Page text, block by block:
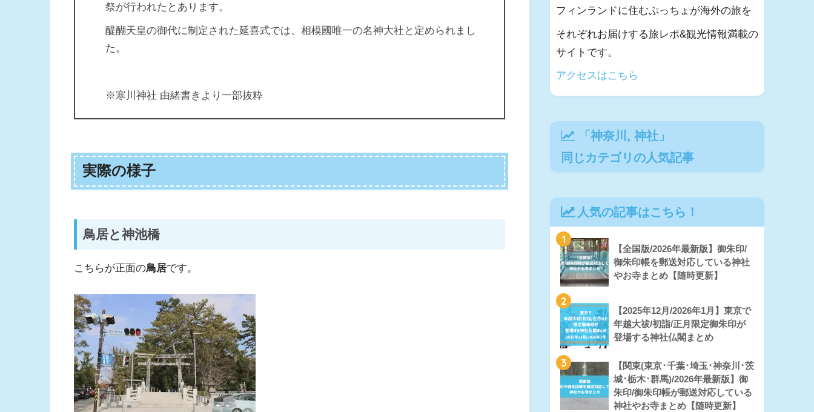
祭が行われたとあります。
醍醐天皇の御代に制定された延喜式では、相模國唯一の名神大社と定められまし
た。
※寒川神社 由緒書きより一部抜粋
実際の様子
鳥居と神池橋
こちらが正面の鳥居です。
フィンランドに住むぷっちょが海外の旅を
それぞれお届けする旅レポ&観光情報満載の
サイトです。
アクセスはこちら
「神奈川 , 神社 」
同じカテゴリの人気記事
人気の記事はこちら！
1
【全国版/2026年最新版】御朱印/
御朱印帳を郵送対応している神社
やお寺まとめ【随時更新】
2
【2025年12月/2026年1月】東京で
年越大祓/初詣/正月限定御朱印が
登場する神社仏閣まとめ
3
【関東(東京･千葉･埼玉･神奈川･茨
城･栃木･群馬)/2026年最新版】御
朱印/御朱印帳が郵送対応している
神社やお寺まとめ【随時更新】